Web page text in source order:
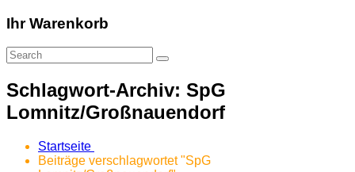
Ihr Warenkorb
Schlagwort-Archiv: SpG
Lomnitz/Großnauendorf
Startseite
Beiträge verschlagwortet "SpG